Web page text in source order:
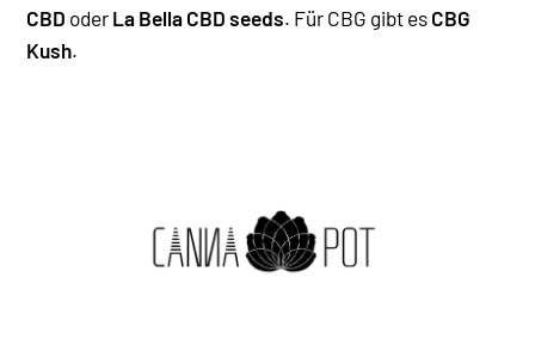
CBD oder La Bella CBD seeds. Für CBG gibt es CBG
Kush.